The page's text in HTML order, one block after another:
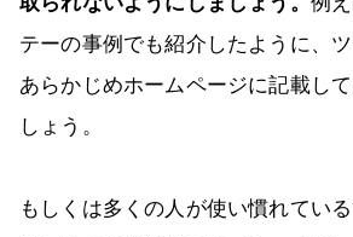
テーの事例でも紹介したように、
あらかじめホームページに記載し
しょう。
もしくは多くの人が使い慣れてい